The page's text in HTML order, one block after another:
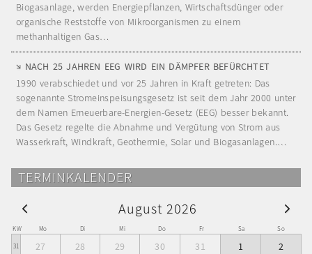
Biogasanlage, werden Energiepflanzen, Wirtschaftsdünger oder
organische Reststoffe von Mikroorganismen zu einem
methanhaltigen Gas…
NACH 25 JAHREN EEG WIRD EIN DÄMPFER BEFÜRCHTET
1990 verabschiedet und vor 25 Jahren in Kraft getreten: Das
sogenannte Stromeinspeisungsgesetz ist seit dem Jahr 2000 unter
dem Namen Erneuerbare-Energien-Gesetz (EEG) besser bekannt.
Das Gesetz regelte die Abnahme und Vergütung von Strom aus
Wasserkraft, Windkraft, Geothermie, Solar und Biogasanlagen.…
TERMINKALENDER
August 2026
KW Mo Di Mi Do Fr Sa So
31 27 28 29 30 31 1 2